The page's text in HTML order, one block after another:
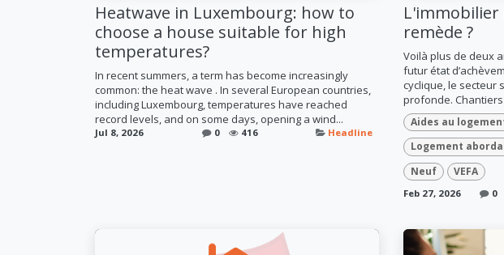
Heatwave in Luxembourg: how to
choose a house suitable for high
temperatures?
In recent summers, a term has become increasingly
common: the heat wave . In several European countries,
including Luxembourg, temperatures have reached
record levels, and on some days, opening a wind...
Jul 8, 2026 0 416 Headline
L'immobilier
remède ?
Voilà plus de deux
futur état
cyclique, le secteur
profonde.
Aides au
Logement
Neuf
VEFA
Feb 27, 2026 0